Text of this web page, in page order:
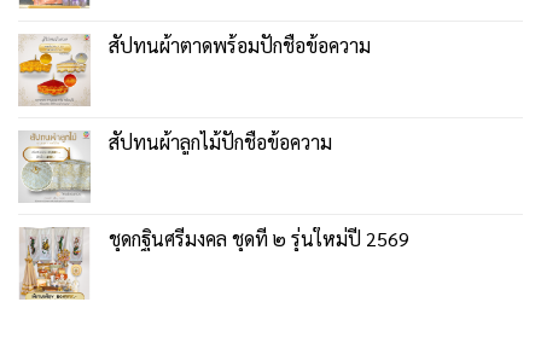
สัปทนผ้าตาดพร้อมปักชื่อข้อความ
สัปทนผ้าลูกไม้ปักชื่อข้อความ
ชุดกฐินศรีมงคล ชุดที่ ๒ รุ่นใหม่ปี 2569